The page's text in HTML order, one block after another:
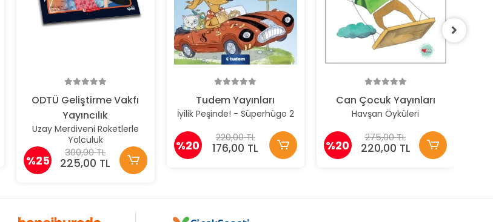
ODTÜ Geliştirme Vakfı
Yayıncılık
Uzay Merdiveni Roketlerle
Yolculuk
%25
300,00 TL
225,00 TL
Tudem Yayınları
İyilik Peşinde! - Süperhügo 2
%20
220,00 TL
176,00 TL
Can Çocuk Yayınları
Havşan Öyküleri
%20
275,00 TL
220,00 TL